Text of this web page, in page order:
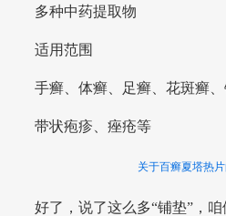
多种中药提取物
适用范围
手癣、体癣、足癣、花斑癣、
带状疱疹、痤疮等
关于百癣夏塔热片
好了，说了这么多“铺垫”，